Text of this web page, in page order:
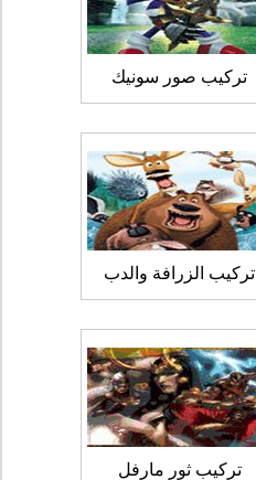
تركيب صور سونيك
تركيب الزرافة والدب
تركيب ثور مارفل